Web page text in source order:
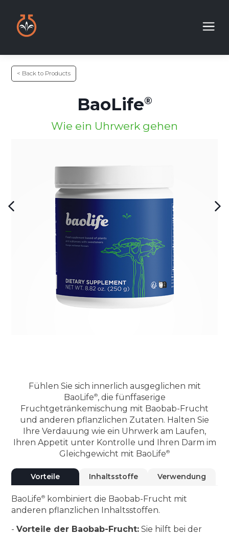
< Back to Products
BaoLife
Wie ein Uhrwerk gehen
Fühlen Sie sich innerlich ausgeglichen mit
BaoLife , die fünffaserige
Fruchtgetränkemischung mit Baobab-Frucht
und anderen pflanzlichen Zutaten. Halten Sie
Ihre Verdauung wie ein Uhrwerk am Laufen,
Ihren Appetit unter Kontrolle und Ihren Darm im
Gleichgewicht mit BaoLife
Vorteile Inhaltsstoffe Verwendung
BaoLife
kombiniert die Baobab-Frucht mit
anderen pflanzlichen Inhaltsstoffen.
-Vorteile der Baobab-Frucht: Sie hilft bei der